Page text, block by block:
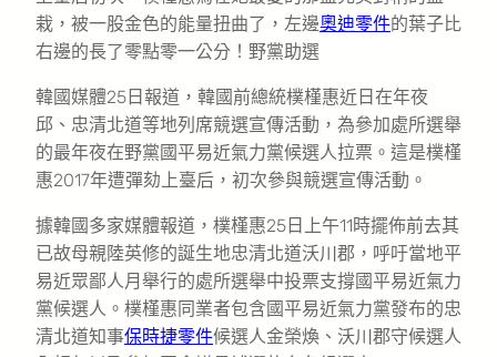
栽，被一股金色的能量扭曲了，左邊奧迪零件的葉子比
右邊的長了零點零一公分！野黨助選
韓國媒體25日報道，韓國前總統樸槿惠近日在年夜
邱、忠清北道等地列席競選宣傳活動，為參加處所選舉
的最年夜在野黨國平易近氣力黨候選人拉票。這是樸槿
惠2017年遭彈劾上臺后，初次參與競選宣傳活動。
據韓國多家媒體報道，樸槿惠25日上午11時擺佈前去其
已故母親陸英修的誕生地忠清北道沃川郡，呼吁當地平
易近眾鄙人月舉行的處所選舉中投票支撐國平易近氣力
黨候選人。樸槿惠同業者包含國平易近氣力黨發布的忠
清北道知事保時捷零件候選人金榮煥、沃川郡守候選人